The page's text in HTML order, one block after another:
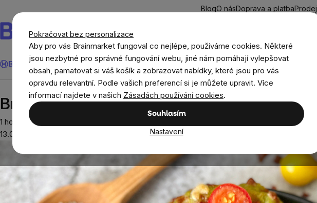
Pokračovat bez personalizace
Aby pro vás Brainmarket fungoval co nejlépe, používáme cookies. Některé
jsou nezbytné pro správné fungování webu, jiné nám pomáhají vylepšovat
obsah, pamatovat si váš košík a zobrazovat nabídky, které jsou pro vás
opravdu relevantní. Podle vašich preferencí si je můžete upravit. Více
informací najdete v našich Zásadách používání cookies.
Souhlasím
Nastavení
obsah
BlogO násDoprava a platba
Hledat
BrainMax® Léto Ušetři CíleDoplňky stravy a výživaNovinkyMužiŽenyDěti
Recepty Rychlá jídla Brokolicové placky
Brokolicové placky
1 hodiny
13.02.2023